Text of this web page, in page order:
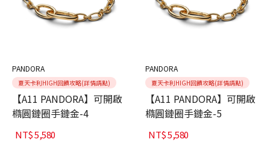
PANDORA
夏天卡利HIGH回饋攻略(詳情請點)
【A11 PANDORA】可開啟
橢圓鏈圈手鏈金-4
NT$5,580
PANDORA
夏天卡利HIGH回饋攻略(詳情請點)
【A11 PANDORA】可開啟
橢圓鏈圈手鏈金-5
NT$5,580